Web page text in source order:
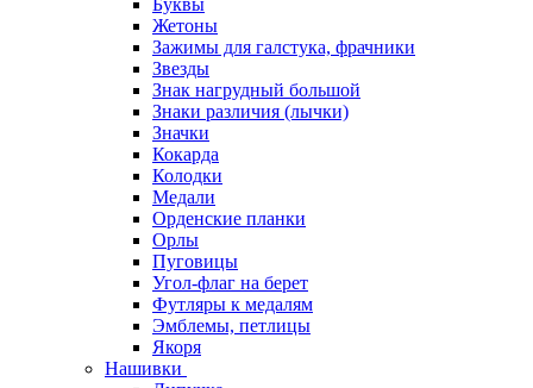
Жетоны
Зажимы для галстука, фрачники
Звезды
Знак нагрудный большой
Знаки различия (лычки)
Значки
Кокарда
Колодки
Медали
Орденские планки
Орлы
Пуговицы
Угол-флаг на берет
Футляры к медалям
Эмблемы, петлицы
Якоря
Нашивки